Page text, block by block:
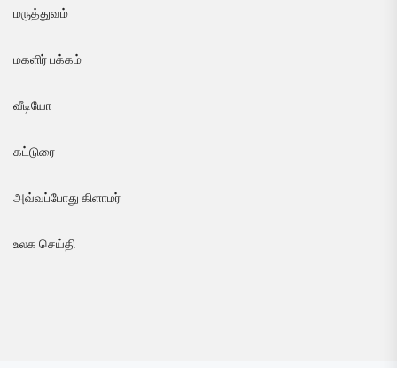
மருத்துவம்
மகளிர் பக்கம்
வீடியோ
கட்டுரை
அவ்வப்போது கிளாமர்
உலக செய்தி